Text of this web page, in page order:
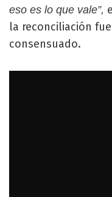
eso es lo que vale”,
la reconciliación
consensuado.